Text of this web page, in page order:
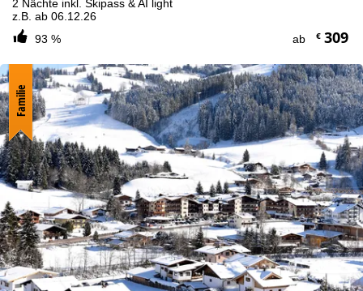
2 Nächte inkl. Skipass & AI light
z.B. ab 06.12.26
93 %
ab €309
Familie